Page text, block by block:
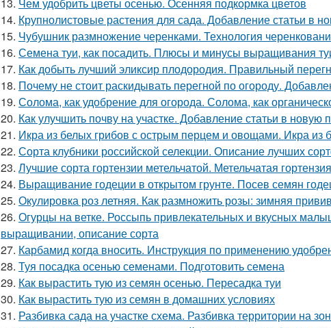
14. Крупнолистовые растения для сада. Добавление статьи в
15. Чубушник размножение черенками. Технология
16. Семена туи, как посадить. Плюсы и минусы выращивания
17. Как добыть лучший эликсир плодородия. Правильный
18. Почему не стоит раскидывать перегной по огороду.
19. Солома, как удобрение для огорода. Солома, как
20. Как улучшить почву на участке. Добавление статьи в новую
21. Икра из белых грибов с острым перцем и овощами. Икра из
22. Сорта клубники российской селекции. Описание лучших
23. Лучшие сорта гортензии метельчатой. Метельчатая
24. Выращивание годеции в открытом грунте. Посев семян
25. Окулировка роз летняя. Как размножить розы: зимняя
26. Огурцы на ветке. Россыпь привлекательных и вкусных
выращивании, описание сорта
27. Карбамид когда вносить. Инструкция по применению
28. Туя посадка осенью семенами. Подготовить семена
29. Как вырастить тую из семян осенью. Пересадка туи
30. Как вырастить тую из семян в домашних условиях
31. Разбивка сада на участке схема. Разбивка территории на